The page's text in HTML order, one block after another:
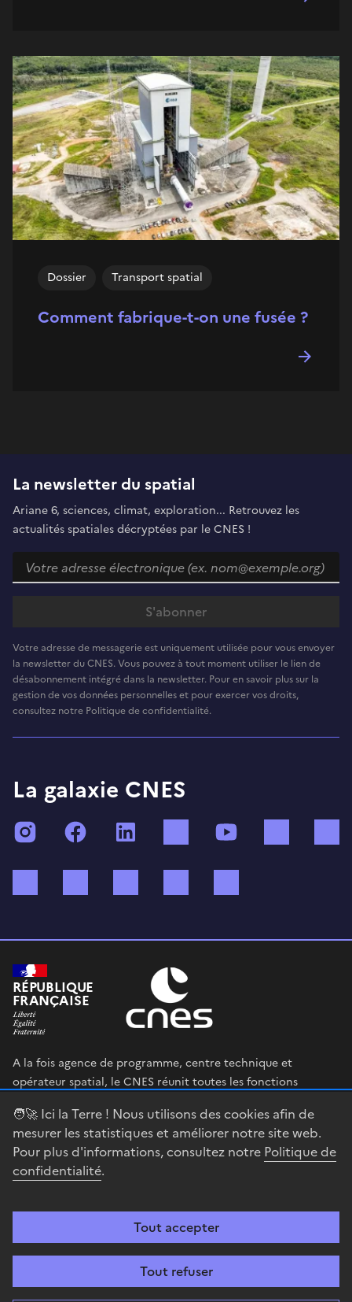
🧑‍🚀 Ici la Terre ! Nous utilisons des cookies afin de
mesurer les statistiques et améliorer notre site web.
Pour plus d'informations, consultez notre Politique de
confidentialité.
Tout accepter
Tout refuser
Comment fabrique-t-on une fusée ?
Dossier Transport spatial
La newsletter du spatial
Ariane 6, sciences, climat, exploration... Retrouvez les
actualités spatiales décryptées par le CNES !
Votre adresse de messagerie est uniquement utilisée pour vous envoyer
la newsletter du CNES. Vous pouvez à tout moment utiliser le lien de
désabonnement intégré dans la newsletter. Pour en savoir plus sur la
gestion de vos données personnelles et pour exercer vos droits,
consultez notre Politique de confidentialité.
La galaxie CNES
InstagramFacebook TikTok
RÉPUBLIQUE
FRANÇAISE
A la fois agence de programme, centre technique et
opérateur spatial, le CNES réunit toutes les fonctions
en œuvre sa stratégie spatiale.
legifrance.gouv.fr
gouvernement.fr
Accessibilité : partiellement conforme Mentions légales
Gestion des cookies